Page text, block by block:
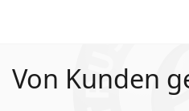
Von Kunden